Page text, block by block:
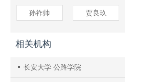
孙祚帅 贾良玖
相关机构
长安大学 公路学院